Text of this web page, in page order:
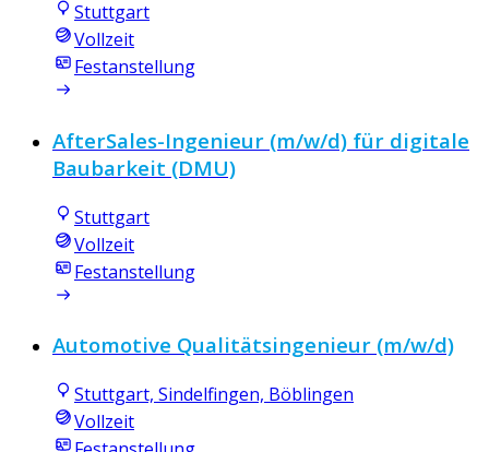
Stuttgart
Vollzeit
Festanstellung
AfterSales-Ingenieur (m/w/d) für digitale
Baubarkeit (DMU)
Stuttgart
Vollzeit
Festanstellung
Automotive Qualitätsingenieur (m/w/d)
Stuttgart, Sindelfingen, Böblingen
Vollzeit